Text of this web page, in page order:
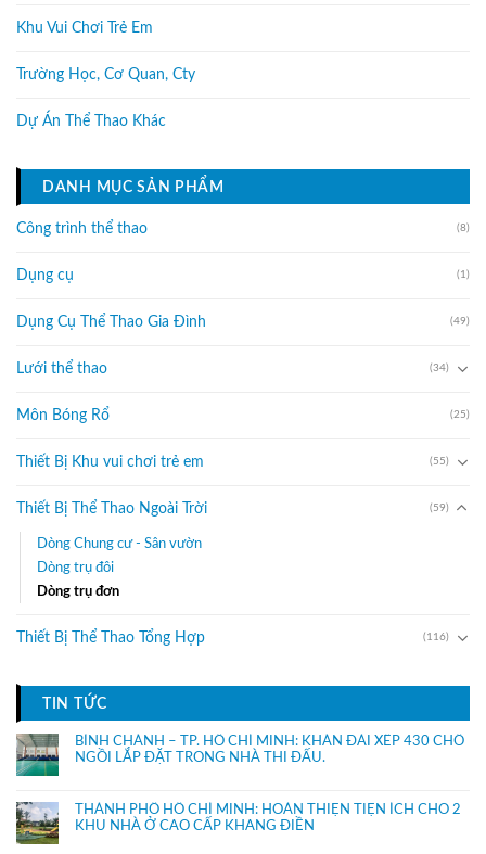
Khu Vui Chơi Trẻ Em
Trường Học, Cơ Quan, Cty
Dự Án Thể Thao Khác
DANH MỤC SẢN PHẨM
Công trình thể thao (8)
Dụng cụ (1)
Dụng Cụ Thể Thao Gia Đình (49)
Lưới thể thao (34)
Môn Bóng Rổ (25)
Thiết Bị Khu vui chơi trẻ em (55)
Thiết Bị Thể Thao Ngoài Trời (59)
Dòng Chung cư - Sân vườn
Dòng trụ đôi
Dòng trụ đơn
Thiết Bị Thể Thao Tổng Hợp (116)
TIN TỨC
BÌNH CHÁNH – TP. HỒ CHÍ MINH: KHÁN ĐÀI XẾP 430 CHỔ
NGỒI LẮP ĐẶT TRONG NHÀ THI ĐẤU.
THÀNH PHỐ HỒ CHÍ MINH: HOÀN THIỆN TIỆN ÍCH CHO 2
KHU NHÀ Ở CAO CẤP KHANG ĐIỀN